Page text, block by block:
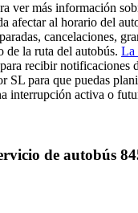
ver más información
afectar al horario del
cancelaciones,
de la ruta del autobús. La
recibir notificaciones
SL para que puedas
interrupción activa o
de autobús